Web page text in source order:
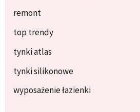
remont
top trendy
tynki atlas
tynki silikonowe
wyposażenie łazienki